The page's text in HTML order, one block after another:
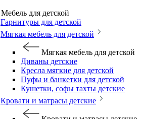
Мебель для детской
Гарнитуры для детской
Мягкая мебель для детской
Мягкая мебель для детской
Диваны детские
Кресла мягкие для детской
Пуфы и банкетки для детской
Кушетки, софы тахты детские
Кровати и матрасы детские